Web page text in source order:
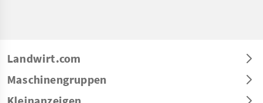
Landwirt.com
Maschinengruppen